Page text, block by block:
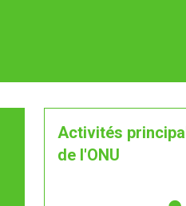
Activités
de l'ONU